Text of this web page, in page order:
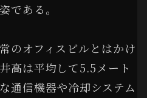
である。
のオフィスビルとはかけ
高は平均して5.5メート
通信機器や冷却システム